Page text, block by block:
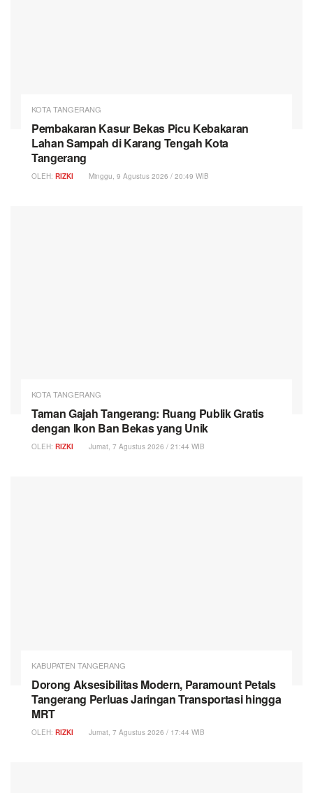
KOTA TANGERANG
Pembakaran Kasur Bekas Picu Kebakaran
Lahan Sampah di Karang Tengah Kota
Tangerang
OLEH: RIZKI Minggu, 9 Agustus 2026 / 20:49 WIB
KOTA TANGERANG
Taman Gajah Tangerang: Ruang Publik Gratis
dengan Ikon Ban Bekas yang Unik
OLEH: RIZKI Jumat, 7 Agustus 2026 / 21:44 WIB
KABUPATEN TANGERANG
Dorong Aksesibilitas Modern, Paramount Petals
Tangerang Perluas Jaringan Transportasi hingga
MRT
OLEH: RIZKI Jumat, 7 Agustus 2026 / 17:44 WIB